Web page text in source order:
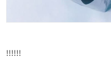
!!!!!!